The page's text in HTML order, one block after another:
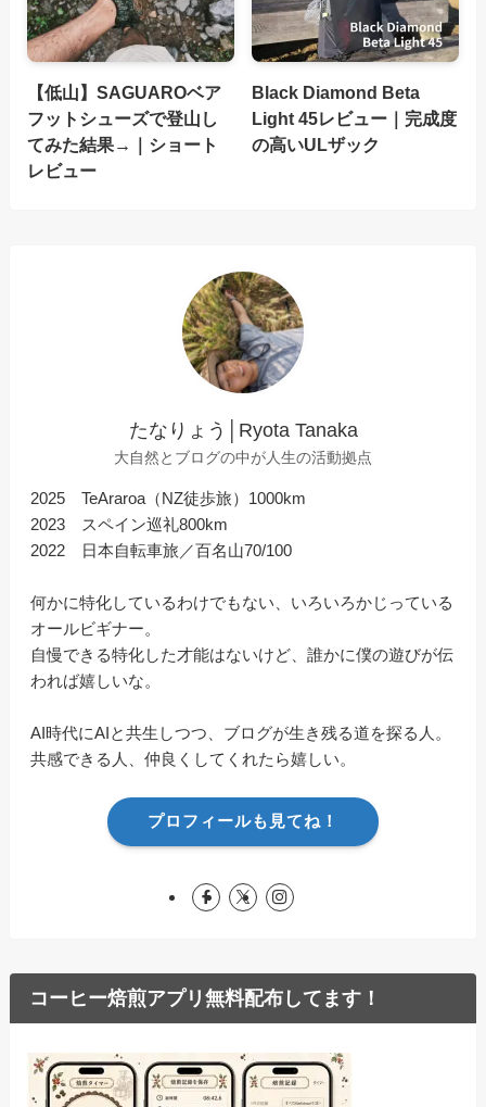
【低山】SAGUAROベア
フットシューズで登山し
てみた結果→｜ショート
レビュー
Black Diamond Beta
Light 45レビュー｜完成度
の高いULザック
たなりょう│Ryota Tanaka
大自然とブログの中が人生の活動拠点
2025 TeAraroa（NZ徒歩旅）1000km
2023 スペイン巡礼800km
2022 日本自転車旅／百名山70/100
何かに特化しているわけでもない、いろいろかじっている
オールビギナー。
自慢できる特化した才能はないけど、誰かに僕の遊びが伝
われば嬉しいな。
AI時代にAIと共生しつつ、ブログが生き残る道を探る人。
共感できる人、仲良くしてくれたら嬉しい。
プロフィールも見てね！
コーヒー焙煎アプリ無料配布してます！